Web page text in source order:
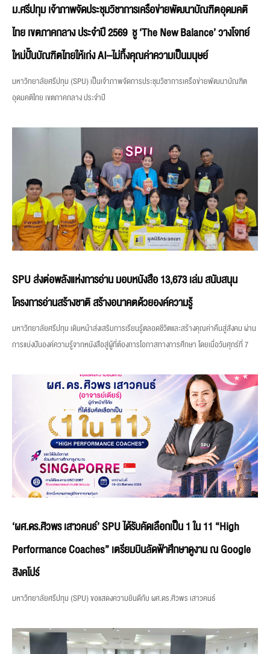
ม.ศรีปทุม เจ้าภาพจัดประชุมวิชาการเครือข่ายพัฒนาบัณฑิตอุดมคติ
ไทย เขตภาคกลาง ประจำปี 2569 ชู ‘The New Balance’ วางโจทย์
ใหม่ปั้นบัณฑิตไทยให้เก่ง AI–ไม่ทิ้งคุณค่าความเป็นมนุษย์
มหาวิทยาลัยศรีปทุม (SPU) เป็นเจ้าภาพจัดการประชุมวิชาการเครือข่ายพัฒนาบัณฑิต
อุดมคติไทย เขตภาคกลาง ประจำปี
SPU ส่งต่อพลังแห่งการอ่าน มอบหนังสือ 13,673 เล่ม สนับสนุน
โครงการอ่านสร้างชาติ สร้างอนาคตด้วยองค์ความรู้
มหาวิทยาลัยศรีปทุม เดินหน้าส่งเสริมการเรียนรู้ตลอดชีวิตและสร้างคุณค่าคืนสู่สังคม ผ่าน
การแบ่งปันองค์ความรู้จากหนังสือสู่ผู้ที่ต้องการโอกาสทางการศึกษา โดยเมื่อวันศุกร์ที่ 7
‘ผศ.ดร.ศิวพร เสาวคนธ์’ SPU ได้รับคัดเลือกเป็น 1 ใน 11 “High
Performance Coaches” เตรียมบินลัดฟ้าศึกษาดูงาน ณ Google
สิงคโปร์
มหาวิทยาลัยศรีปทุม (SPU) ขอแสดงความยินดีกับ ผศ.ดร.ศิวพร เสาวคนธ์